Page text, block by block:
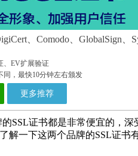
、Comodo、GlobalSign、
、EV扩展验证
同，最快10分钟左右颁发
更多推荐
的SSL证书都是非常便宜的，深
解一下这两个品牌的SSL证书